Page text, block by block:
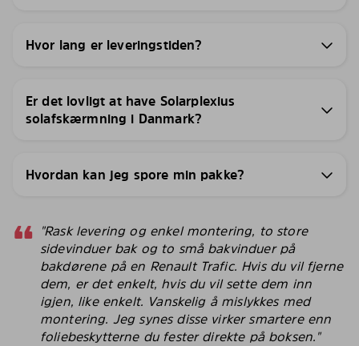
Hvor lang er leveringstiden?
Er det lovligt at have Solarplexius
solafskærmning i Danmark?
Hvordan kan jeg spore min pakke?
"Rask levering og enkel montering, to store
sidevinduer bak og to små bakvinduer på
bakdørene på en Renault Trafic. Hvis du vil fjerne
dem, er det enkelt, hvis du vil sette dem inn
igjen, like enkelt. Vanskelig å mislykkes med
montering. Jeg synes disse virker smartere enn
foliebeskytterne du fester direkte på boksen."